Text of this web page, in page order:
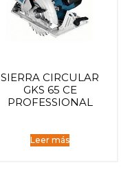
SIERRA CIRCULAR
GKS 65 CE
PROFESSIONAL
Leer más